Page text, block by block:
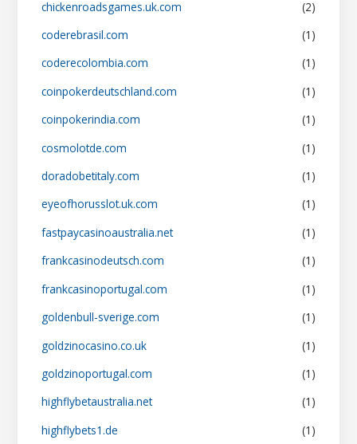
chickenroadsgames.uk.com
(2)
coderebrasil.com
(1)
coderecolombia.com
(1)
coinpokerdeutschland.com
(1)
coinpokerindia.com
(1)
cosmolotde.com
(1)
doradobetitaly.com
(1)
eyeofhorusslot.uk.com
(1)
fastpaycasinoaustralia.net
(1)
frankcasinodeutsch.com
(1)
frankcasinoportugal.com
(1)
goldenbull-sverige.com
(1)
goldzinocasino.co.uk
(1)
goldzinoportugal.com
(1)
highflybetaustralia.net
(1)
highflybets1.de
(1)